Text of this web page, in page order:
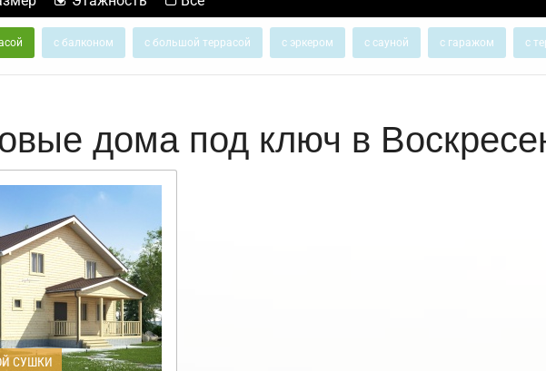
с балконом с большой террасой с эркером с сауной с гаражом с
дома под ключ в
СУШКИ